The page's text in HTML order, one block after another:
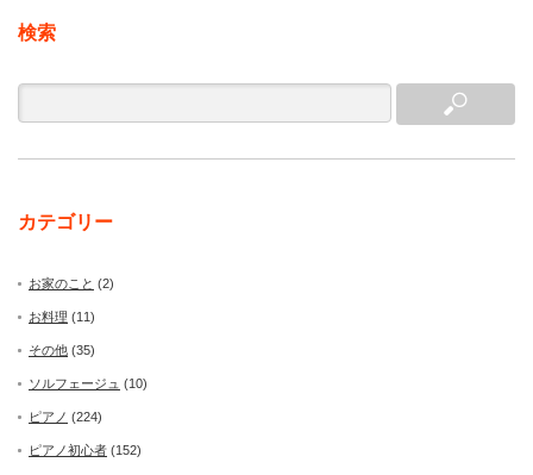
検索
カテゴリー
お家のこと (2)
お料理 (11)
その他 (35)
ソルフェージュ (10)
ピアノ (224)
ピアノ初心者 (152)